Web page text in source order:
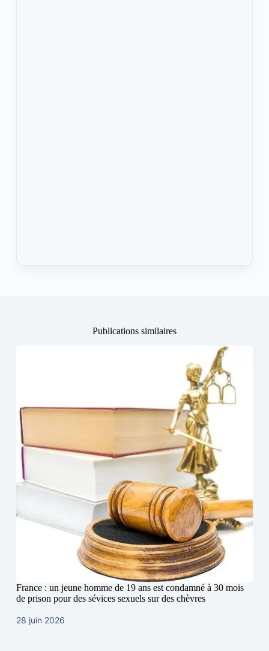
Publications similaires
France : un jeune homme de 19 ans est condamné à 30 mois
de prison pour des sévices sexuels sur des chèvres
28 juin 2026